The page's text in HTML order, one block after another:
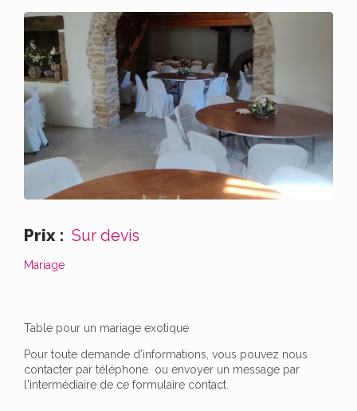
Prix : Sur devis
Mariage
Table pour un mariage exotique
Pour toute demande d’informations, vous pouvez nous
contacter par téléphone ou envoyer un message par
l'intermédiaire de ce formulaire contact.